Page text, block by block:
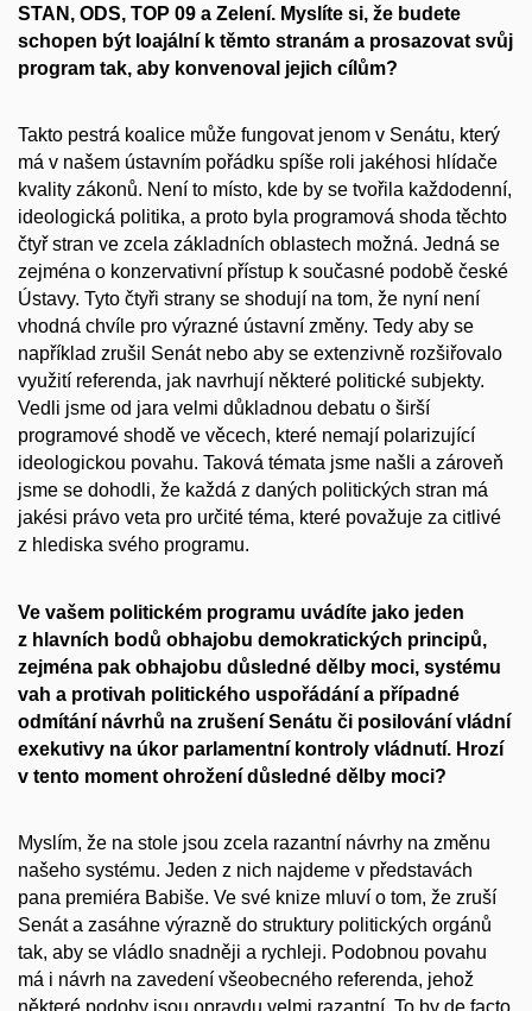
STAN, ODS, TOP 09 a Zelení. Myslíte si, že budete
schopen být loajální k těmto stranám a prosazovat svůj
program tak, aby konvenoval jejich cílům?
Takto pestrá koalice může fungovat jenom v Senátu, který
má v našem ústavním pořádku spíše roli jakéhosi hlídače
kvality zákonů. Není to místo, kde by se tvořila každodenní,
ideologická politika, a proto byla programová shoda těchto
čtyř stran ve zcela základních oblastech možná. Jedná se
zejména o konzervativní přístup k současné podobě české
Ústavy. Tyto čtyři strany se shodují na tom, že nyní není
vhodná chvíle pro výrazné ústavní změny. Tedy aby se
například zrušil Senát nebo aby se extenzivně rozšiřovalo
využití referenda, jak navrhují některé politické subjekty.
Vedli jsme od jara velmi důkladnou debatu o širší
programové shodě ve věcech, které nemají polarizující
ideologickou povahu. Taková témata jsme našli a zároveň
jsme se dohodli, že každá z daných politických stran má
jakési právo veta pro určité téma, které považuje za citlivé
z hlediska svého programu.
Ve vašem politickém programu uvádíte jako jeden
z hlavních bodů obhajobu demokratických principů,
zejména pak obhajobu důsledné dělby moci, systému
vah a protivah politického uspořádání a případné
odmítání návrhů na zrušení Senátu či posilování vládní
exekutivy na úkor parlamentní kontroly vládnutí. Hrozí
v tento moment ohrožení důsledné dělby moci?
Myslím, že na stole jsou zcela razantní návrhy na změnu
našeho systému. Jeden z nich najdeme v představách
pana premiéra Babiše. Ve své knize mluví o tom, že zruší
Senát a zasáhne výrazně do struktury politických orgánů
tak, aby se vládlo snadněji a rychleji. Podobnou povahu
má i návrh na zavedení všeobecného referenda, jehož